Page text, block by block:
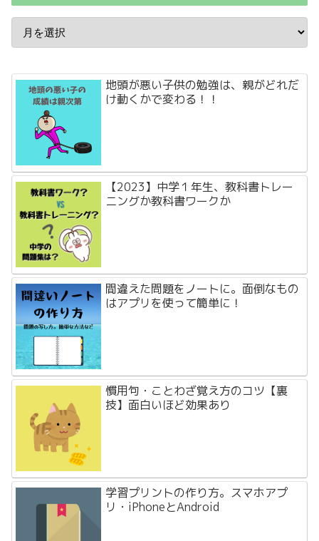
地頭が悪い子供の勉強は、親がどれだ
け動くかで変わる！！
【2023】中学１年生、教科書トレー
ニングか教科書ワークか
間違えた問題をノートに。面倒なもの
はアプリを使って簡単に！
慣用句・ことわざ覚え方のコツ【裏
技】面白いほど効果あり
学習プリントの作り方。スマホアプ
リ・iPhoneとAndroid